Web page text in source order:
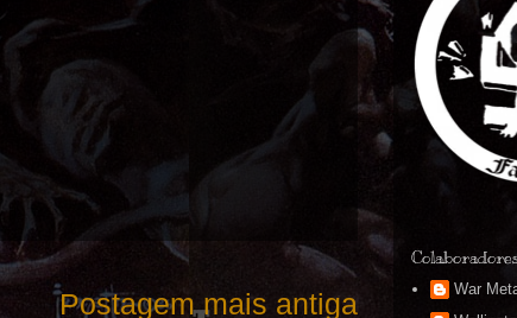
Postagem mais antiga
War